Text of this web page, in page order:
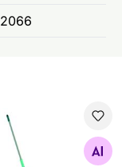
XL
Otsi sarnaseid